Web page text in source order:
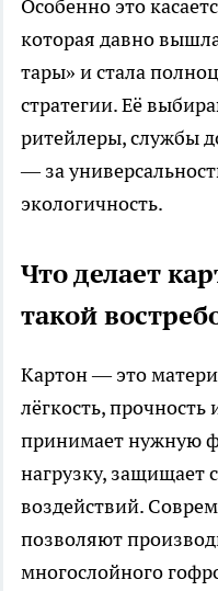
Особенно это
которая давно
тары» и стала
стратегии. Её
ритейлеры, службы
— за
экологичность.
Что делает
такой
Картон — это
лёгкость, прочность
принимает нужную
нагрузку, защищает
воздействий.
позволяют
многослойного